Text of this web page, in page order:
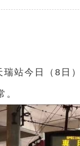
站今日（8日
。